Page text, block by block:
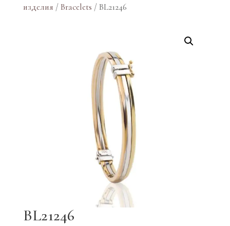
изделия /Bracelets / BL21246
BL21246